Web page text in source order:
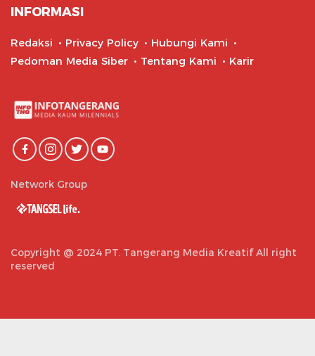
INFORMASI
Redaksi Privacy Policy
Hubungi Kami
Pedoman Media Siber
Tentang Kami Karir
Network Group
Copyright @ 2024 PT. Tangerang Media Kreatif All right
reserved